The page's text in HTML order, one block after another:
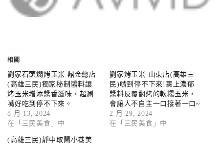
相關
劉家石頭燜烤玉米 鼎金總店
(高雄三民)獨家秘制醬料讓
烤玉米增添醬香滋味，超涮
嘴好吃到停不下來。
8 月 13, 2024
在「三民美食」中
劉家烤玉米-山東店(高雄三
民)啃到停不下來!裹上濃郁
醬料反覆翻烤的軟糯玉米，
會讓人不自主一口接著一口~
2 月 29, 2024
在「三民美食」中
(高雄三民)靜中取鬧小巷美